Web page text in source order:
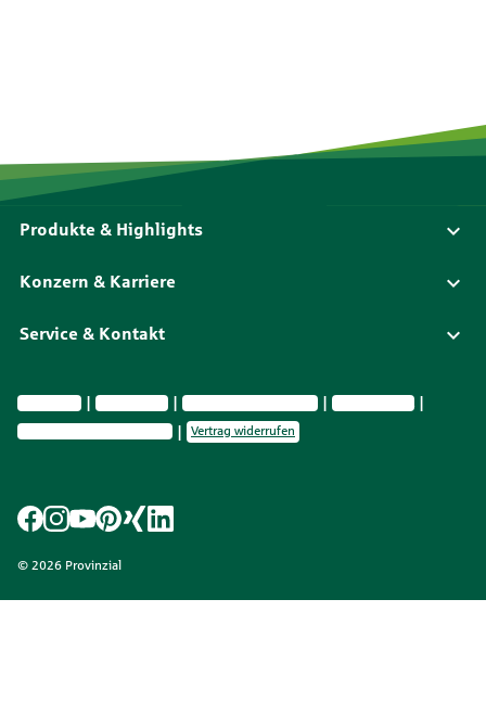
Produkte & Highlights
Konzern & Karriere
Service & Kontakt
Impressum Datenschutz Vermittlerinformationen
Nachhaltigkeit
Privatsphäre-Einstellungen
Vertrag widerrufen